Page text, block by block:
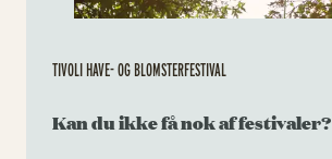
TIVOLI HAVE- OG BLOMSTERFESTIVAL
Kan du ikke få nok af festivaler?